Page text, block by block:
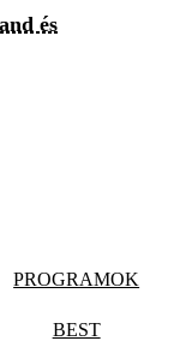
és
PROGRAMOK
BEST